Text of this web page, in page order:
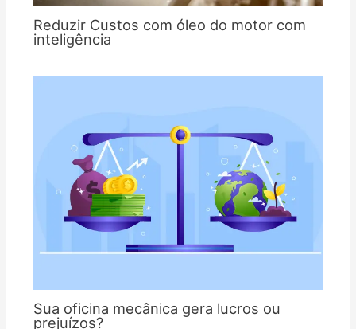
Reduzir Custos com óleo do motor com
inteligência
Sua oficina mecânica gera lucros ou
prejuízos?